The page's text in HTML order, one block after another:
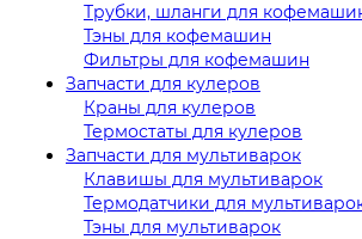
Трубки, шланги для
Тэны для кофемашин
Фильтры для кофемашин
Запчасти для кулеров
Краны для кулеров
Термостаты для кулеров
Запчасти для мультиварок
Клавишы для мультиварок
Термодатчики для
Тэны для мультиварок